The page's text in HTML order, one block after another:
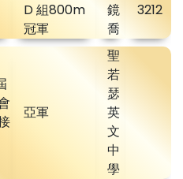
D 組800m
冠軍
鏡
喬
3212
亞軍
聖
若
瑟
英
文
中
學